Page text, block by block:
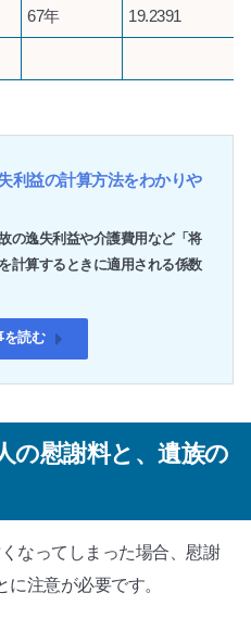
67年 19.2391
利益の計算方法をわかりや
の逸失利益や介護費用など「将
計算するときに適用される係数
を読む
の慰謝料と、遺族の
なってしまった場合、慰謝
注意が必要です。